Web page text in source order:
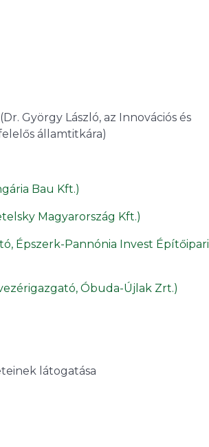
(Dr. György László, az Innovációs és
államtitkára)
Bau Kft.)
Magyarország Kft.)
Épszerk-Pannónia Invest Építőipari
Óbuda-Újlak Zrt.)
látogatása